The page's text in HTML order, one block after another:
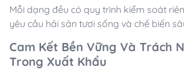
Mỗi dạng đều có quy trình kiểm soát
yêu cầu hải sản tươi sống và chế biến
Cam Kết Bền Vững Và Trách
Trong Xuất Khẩu